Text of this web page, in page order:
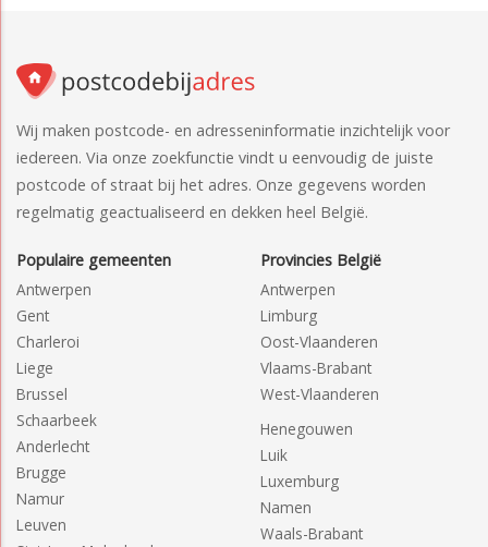
Wij maken postcode- en adresseninformatie inzichtelijk voor
iedereen. Via onze zoekfunctie vindt u eenvoudig de juiste
postcode of straat bij het adres. Onze gegevens worden
regelmatig geactualiseerd en dekken heel België.
Populaire gemeenten
Antwerpen
Gent
Charleroi
Liege
Brussel
Schaarbeek
Anderlecht
Brugge
Namur
Leuven
Provincies België
Antwerpen
Limburg
Oost-Vlaanderen
Vlaams-Brabant
West-Vlaanderen
Henegouwen
Luik
Luxemburg
Namen
Waals-Brabant